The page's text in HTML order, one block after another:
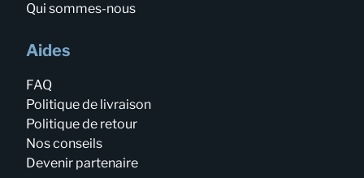
Qui sommes-nous
Aides
FAQ
Politique de livraison
Politique de retour
Nos conseils
Devenir partenaire